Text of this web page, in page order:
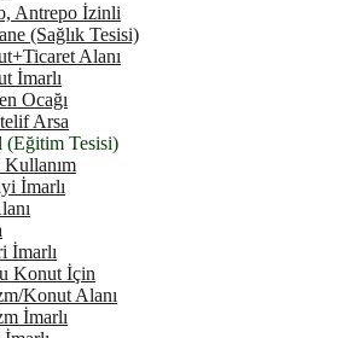
Antrepo İzinli
(Sağlık Tesisi)
Alanı
İmarlı
Ocağı
Arsa
(Eğitim Tesisi)
Kullanım
İmarlı
İmarlı
Konut İçin
Konut Alanı
İmarlı